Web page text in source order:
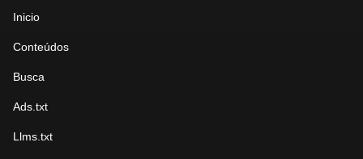
Inicio
Conteúdos
Busca
Ads.txt
Llms.txt